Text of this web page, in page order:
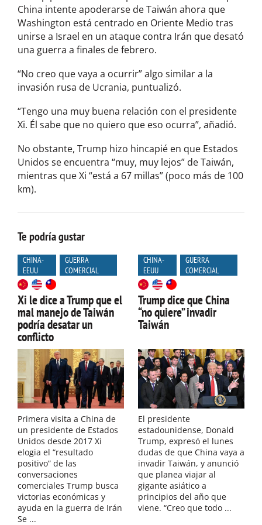
China intente apoderarse de Taiwán ahora que
Washington está centrado en Oriente Medio tras
unirse a Israel en un ataque contra Irán que desató
una guerra a finales de febrero.
“No creo que vaya a ocurrir” algo similar a la
invasión rusa de Ucrania, puntualizó.
“Tengo una muy buena relación con el presidente
Xi. Él sabe que no quiero que eso ocurra”, añadió.
No obstante, Trump hizo hincapié en que Estados
Unidos se encuentra “muy, muy lejos” de Taiwán,
mientras que Xi “está a 67 millas” (poco más de 100
km).
Te podría gustar
CHINA-
EEUU
GUERRA
COMERCIAL
Xi le dice a Trump que el
mal manejo de Taiwán
podría desatar un
conflicto
Primera visita a China de
un presidente de Estados
Unidos desde 2017 Xi
elogia el “resultado
positivo” de las
conversaciones
comerciales Trump busca
victorias económicas y
ayuda en la guerra de Irán
Se ...
CHINA-
EEUU
GUERRA
COMERCIAL
Trump dice que China
“no quiere” invadir
Taiwán
El presidente
estadounidense, Donald
Trump, expresó el lunes
dudas de que China vaya a
invadir Taiwán, y anunció
que planea viajar al
gigante asiático a
principios del año que
viene. “Creo que todo ...